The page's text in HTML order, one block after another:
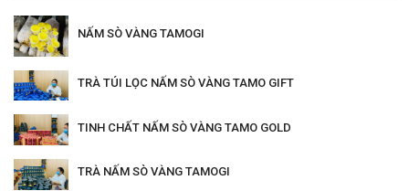
NẤM SÒ VÀNG TAMOGI
TRÀ TÚI LỌC NẤM SÒ VÀNG TAMO GIFT
TINH CHẤT NẤM SÒ VÀNG TAMO GOLD
TRÀ NẤM SÒ VÀNG TAMOGI